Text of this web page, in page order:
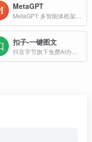
MetaGPT
扣子-一键图文